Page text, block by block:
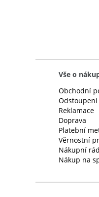
Vše o
Obchodní
Reklamace
Doprava
Platební
Věrnostní
Nákupní
Nákup na